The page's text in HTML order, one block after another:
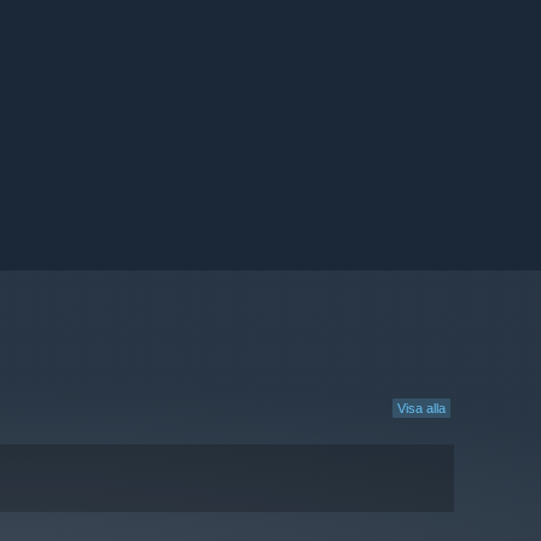
Visa alla